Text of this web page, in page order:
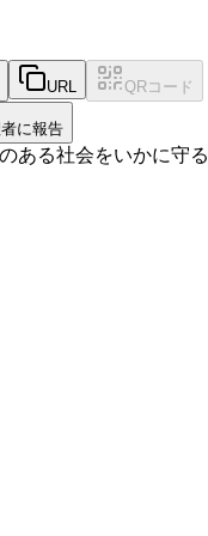
URL QRコード
に報告
ある社会をいかに守